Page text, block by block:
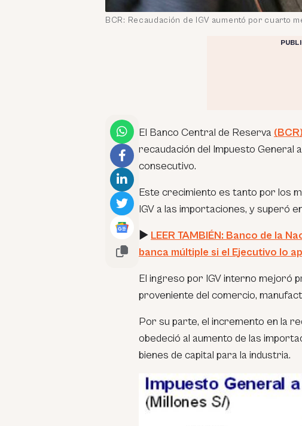
BCR: Recaudación de IGV aumentó por cuarto
El Banco Central de Reserva (BCR)
recaudación del Impuesto General
consecutivo.
Este crecimiento es tanto por los
IGV a las importaciones, y superó
► LEER TAMBIÉN: Banco de la
banca múltiple si el Ejecutivo lo
El ingreso por IGV interno mejoró
proveniente del comercio,
Por su parte, el incremento en la
obedeció al aumento de las
bienes de capital para la industria.